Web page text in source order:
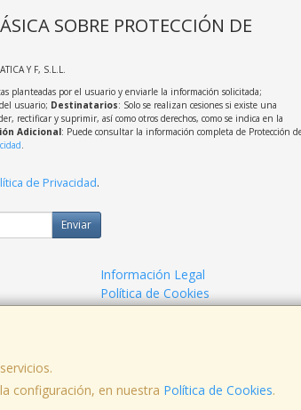
configuración, en nuestra Política de Cookies.
SOBRE PROTECCIÓN DE
Y F, S.L.L.
planteadas por el usuario y enviarle la información solicitada;
usuario; Destinatarios: Solo se realizan cesiones si existe una
rectificar y suprimir, así como otros derechos, como se indica en la
Adicional: Puede consultar la información completa de Protección
de Privacidad.
Enviar
Información Legal
Política de Cookies
Formas de Pago
, , , , España. - C.I.F.: B14619571 - Tfno: